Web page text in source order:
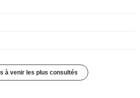
à venir les plus consultés